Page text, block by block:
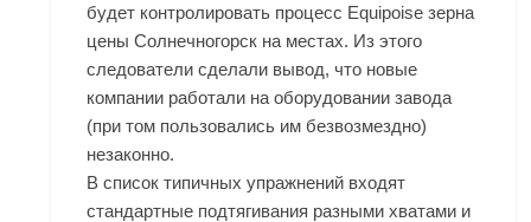
будет контролировать процесс Equipoise зерна
цены Солнечногорск на местах. Из этого
следователи сделали вывод, что новые
компании работали на оборудовании завода
(при том пользовались им безвозмездно)
незаконно.
В список типичных упражнений входят
стандартные подтягивания разными хватами и